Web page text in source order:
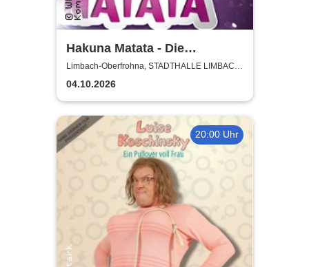
Hakuna Matata - Die
einzigartige große
Kindermusical-Gala
Limbach-Oberfrohna, STADTHALLE LIMBACH-
OBERFROHNA
04.10.2026
20:00 Uhr